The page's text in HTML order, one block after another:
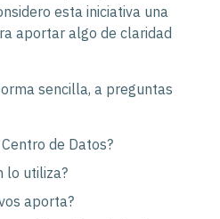
esta iniciativa una
aportar algo de claridad
sencilla, a preguntas
de Datos?
lo utiliza?
aporta?